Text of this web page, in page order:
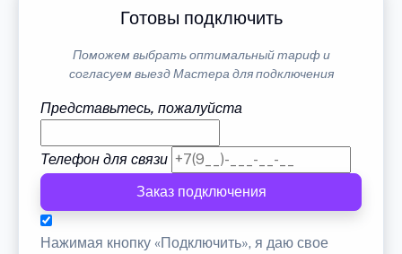
Готовы подключить
Поможем выбрать оптимальный тариф и
согласуем выезд Мастера для подключения
Представьтесь, пожалуйста
Телефон для связи
Заказ подключения
Нажимая кнопку «Подключить», я даю свое